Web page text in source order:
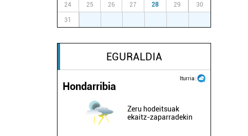
24 25 26 27 28 29 30
31
EGURALDIA
Iturria:
Hondarribia
Zeru hodeitsuak
ekaitz-zaparradekin